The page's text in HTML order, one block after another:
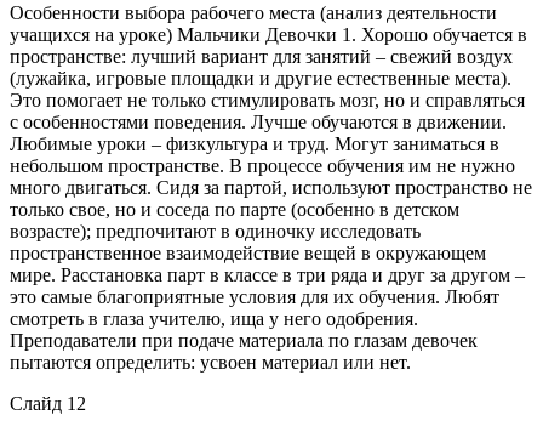
Особенности выбора рабочего места (анализ деятельности
учащихся на уроке) Мальчики Девочки 1. Хорошо обучается в
пространстве: лучший вариант для занятий – свежий воздух
(лужайка, игровые площадки и другие естественные места).
Это помогает не только стимулировать мозг, но и справляться
с особенностями поведения. Лучше обучаются в движении.
Любимые уроки – физкультура и труд. Могут заниматься в
небольшом пространстве. В процессе обучения им не нужно
много двигаться. Сидя за партой, используют пространство не
только свое, но и соседа по парте (особенно в детском
возрасте); предпочитают в одиночку исследовать
пространственное взаимодействие вещей в окружающем
мире. Расстановка парт в классе в три ряда и друг за другом –
это самые благоприятные условия для их обучения. Любят
смотреть в глаза учителю, ища у него одобрения.
Преподаватели при подаче материала по глазам девочек
пытаются определить: усвоен материал или нет.
Слайд 12